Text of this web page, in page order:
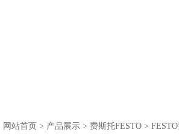
网站首页 > 产品展示 > 费斯托FESTO >